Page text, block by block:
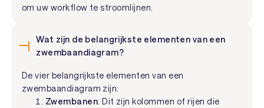
om uw workflow te stroomlijnen.
Wat zijn de belangrijkste elementen van een
zwembaandiagram?
De vier belangrijkste elementen van een
zwembaandiagram zijn:
Zwembanen . Dit zijn kolommen of rijen die